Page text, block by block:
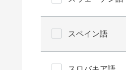
スペイン語